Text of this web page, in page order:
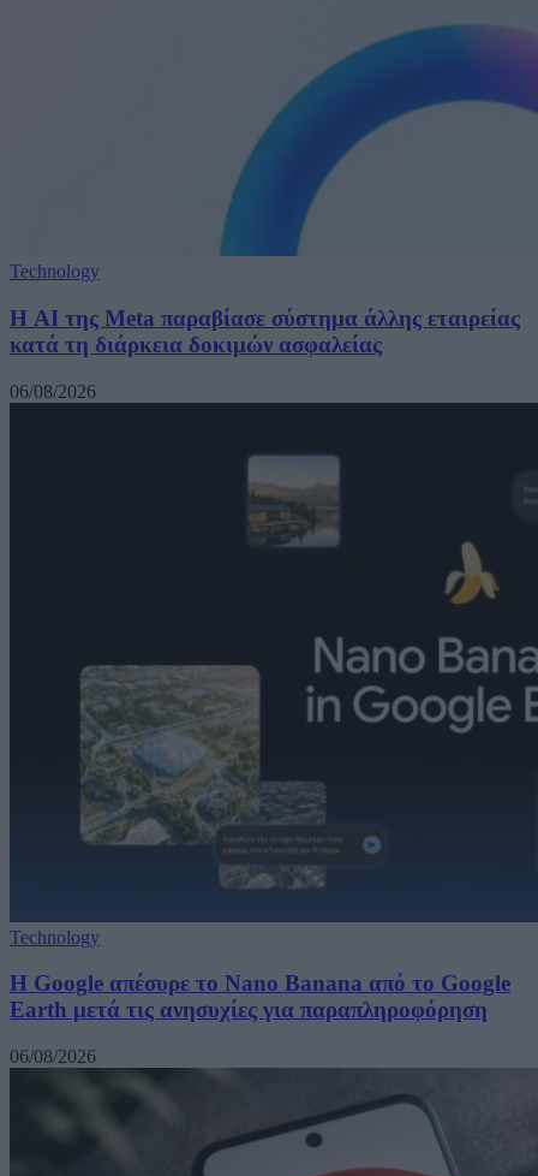
Technology
Η AI της Meta παραβίασε σύστημα άλλης εταιρείας
κατά τη διάρκεια δοκιμών ασφαλείας
06/08/2026
Technology
Η Google απέσυρε το Nano Banana από το Google
Earth μετά τις ανησυχίες για παραπληροφόρηση
06/08/2026